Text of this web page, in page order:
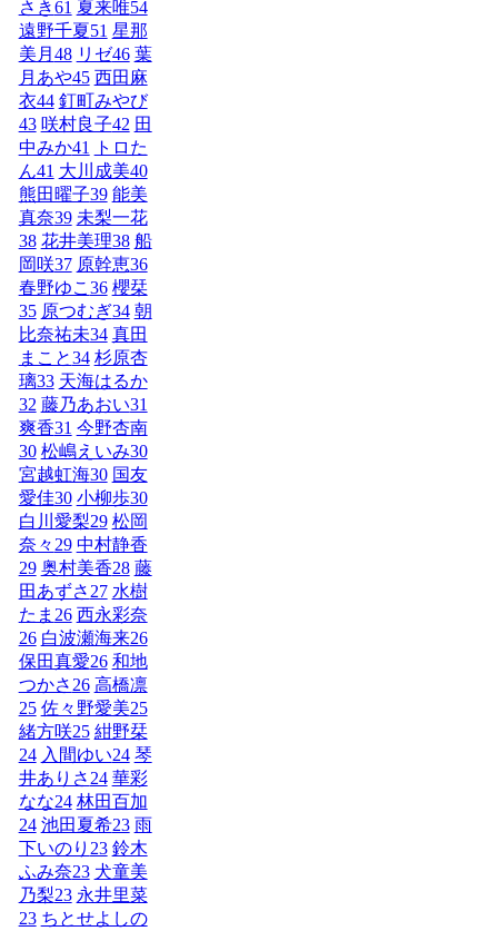
さき61 夏来唯54
遠野千夏 51 星那
美月 48 リゼ46 葉
月あや45 西田麻
衣44 釘町みやび
43 咲村良子42 田
中みか41
トロた
ん41 大川成美40
熊田曜子39 能美
真奈39 未梨一花
38 花井美理38 船
岡咲37 原幹恵36
春野ゆこ36 櫻栞
35 原つむぎ34 朝
比奈祐未34 真田
まこと34 杉原杏
璃33 天海はるか
32 藤乃あおい31
爽香31 今野杏南
30 松嶋えいみ30
宮越虹海30 国友
愛佳30 小柳歩30
白川愛梨29 松岡
奈々29 中村静香
29 奥村美香28 藤
田あずさ27 水樹
たま 26 西永彩奈
26 白波瀬海来26
保田真愛26 和地
つかさ26 高橋凛
25 佐々野愛美25
緒方咲25 紺野栞
24 入間ゆい24 琴
井ありさ24 華彩
なな24 林田百加
24 池田夏希23 雨
下いのり 23 鈴木
ふみ奈23 犬童美
乃梨23 永井里菜
23 ちとせよしの